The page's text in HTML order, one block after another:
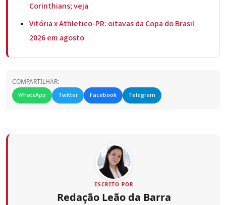
Corinthians; veja
Vitória x Athletico-PR: oitavas da Copa do Brasil
2026 em agosto
COMPARTILHAR:
WhatsApp
Twitter Facebook Telegram
ESCRITO POR
Redação Leão da Barra